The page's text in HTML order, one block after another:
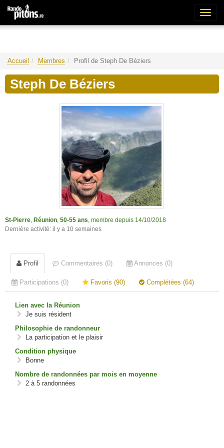
Accueil Membres Profil de Steph De Béziers
Steph De Béziers
St-Pierre Réunion 50-55 ans , membre depuis 14/10/2018
Dernière activité: il y a 10 semaines
Profil Commentaires (0) Annonces (0)
Participations (0) Favoris (90) Complétées (64)
Lien avec la Réunion
Je suis résident
Philosophie de randonneur
La participation et le plaisir
Condition physique
Bonne
Nombre de randonnées par mois en moyenne
2 à 5 randonnées